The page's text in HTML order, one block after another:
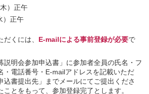
）正午
）正午
くには、 E-mailによる事前登録が必要で
説明会参加申込書」に参加者全員の氏名・フ
・電話番号・E-mailアドレスを記載いただ
込書提出先」までメールにてご提出くださ
ことをもって、参加登録完了とします。